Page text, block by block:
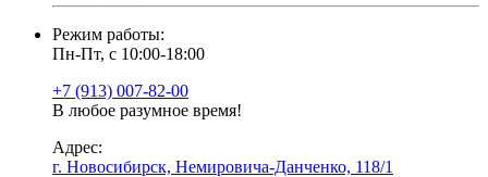
Режим работы:
Пн-Пт, с 10:00-18:00
+7 (913) 007-82-00
В любое разумное время!
Адрес:
г. Новосибирск, Немировича-Данченко, 118/1